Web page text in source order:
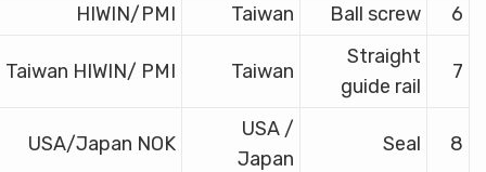
6
Ball screw
Taiwan
HIWIN/PMI
7
Straight
guide rail
Taiwan
Taiwan HIWIN/ PMI
8
Seal
USA /
Japan
USA/Japan NOK